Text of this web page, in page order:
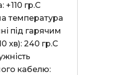
+110 гр.С
температура
під гарячим
хв): 240 гр.С
кабелю: